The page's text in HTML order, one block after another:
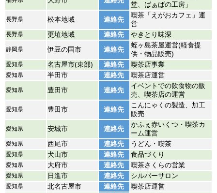
堂、ばぁばの工房」
長野県 松本地域 連絡先
喫茶「えがおカフェ」運
営
長野県 更埴地域 連絡先 やきとり味深
静岡県 伊豆の国市 連絡先
蛭ヶ島茶屋運営(軽食提
供・物品販売)
愛知県 名古屋市(東部) 連絡先 喫茶店事業
愛知県 半田市 連絡先 喫茶店運営
愛知県 豊田市 連絡先
イベントでの飲食物の販
売、喫茶店の運営
愛知県 豊田市 連絡先
こんにゃくの製造、加工
販売
愛知県 安城市 連絡先
かふぇ赤いくつ・喫茶カ
ーム運営
愛知県 西尾市 連絡先 うどん・喫茶
愛知県 犬山市 連絡先 食品づくり
愛知県 大府市 連絡先 喫茶さくらの営業
愛知県 日進市 連絡先 シルバーサロン
愛知県 北名古屋市 連絡先 喫茶店運営